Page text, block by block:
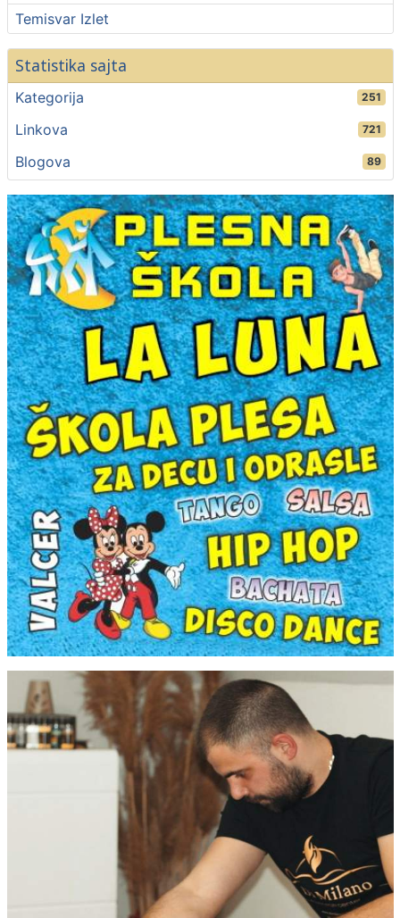
Temisvar Izlet
Statistika sajta
Kategorija 251
Linkova 721
Blogova 89